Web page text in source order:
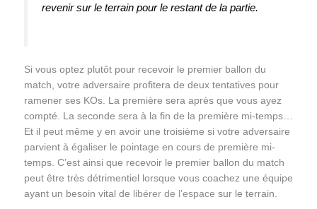
revenir sur le terrain pour le restant de la partie.
Si vous optez plutôt pour recevoir le premier ballon du
match, votre adversaire profitera de deux tentatives pour
ramener ses KOs. La première sera après que vous ayez
compté. La seconde sera à la fin de la première mi-temps…
Et il peut même y en avoir une troisième si votre adversaire
parvient à égaliser le pointage en cours de première mi-
temps. C’est ainsi que recevoir le premier ballon du match
peut être très détrimentiel lorsque vous coachez une équipe
ayant un besoin vital de libérer de l’espace sur le terrain.